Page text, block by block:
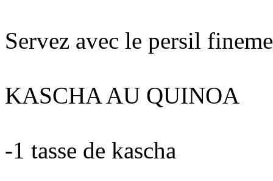
Servez avec le persil
KASCHA AU QUINOA
-1 tasse de kascha